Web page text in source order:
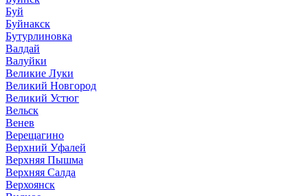
Буй
Буйнакск
Бутурлиновка
Валдай
Валуйки
Великие Луки
Великий Новгород
Великий Устюг
Вельск
Венев
Верещагино
Верхний Уфалей
Верхняя Пышма
Верхняя Салда
Верхоянск